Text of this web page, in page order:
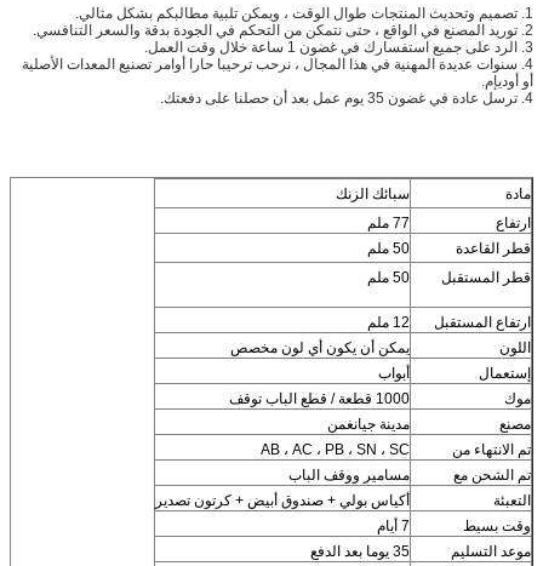
1. تصميم وتحديث المنتجات طوال الوقت ، ويمكن تلبية مطالبكم بشكل مثالي.
2. توريد المصنع في الواقع ، حتى نتمكن من التحكم في الجودة بدقة والسعر التنافسي.
3. الرد على جميع استفسارك في غضون 1 ساعة خلال وقت العمل.
4. سنوات عديدة المهنية في هذا المجال ، نرحب ترحيبا حارا أوامر تصنيع المعدات الأصلية
أو أوديإم.
4. ترسل عادة في غضون 35 يوم عمل بعد أن حصلنا على دفعتك.
مادة
سبائك الزنك
ارتفاع
77 ملم
قطر القاعدة
50 ملم
قطر المستقبل
50 ملم
ارتفاع المستقبل
12 ملم
اللون
يمكن أن يكون أي لون مخصص
إستعمال
أبواب
موك
1000 قطعة / قطع الباب توقف
مصنع
مدينة جيانغمن
تم الانتهاء من
AB ، AC ، PB ، SN ، SC
تم الشحن مع
مسامير ووقف الباب
التعبئة
أكياس بولي + صندوق أبيض + كرتون تصدير
وقت بسيط
7 أيام
موعد التسليم
35 يوما بعد الدفع